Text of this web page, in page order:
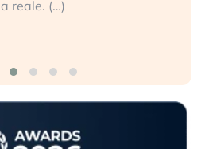
reale. (…)